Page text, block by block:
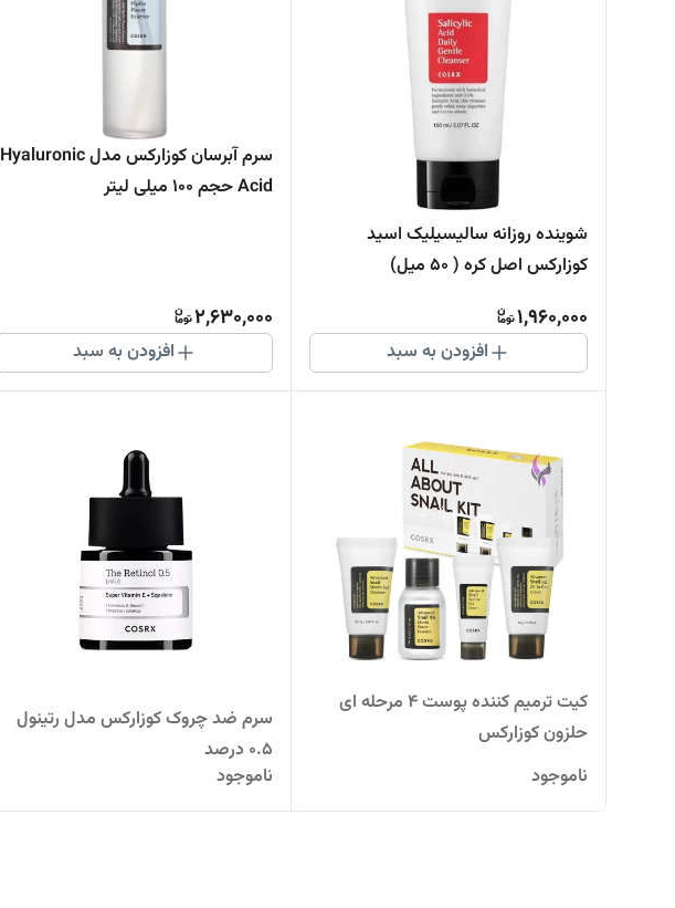
شوینده روزانه سالیسیلیک اسید
کوزارکس اصل کره ( 50 میل)
1,960,000
افزودن به سبد
سرم آبرسان کوزارکس مدل Hyaluronic
Acid حجم 100 میلی لیتر
2,630,000
افزودن به سبد
کیت ترمیم کننده پوست 4 مرحله ای
حلزون کوزارکس
ناموجود
سرم ضد چروک کوزارکس مدل رتینول
0.5 درصد
ناموجود